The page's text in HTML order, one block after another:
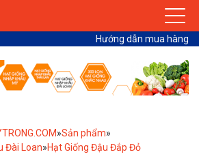
Hướng dẫn mua hàng
»Sản phẩm»
Đài Loan»Hạt Giống Đậu Đắp Đỏ